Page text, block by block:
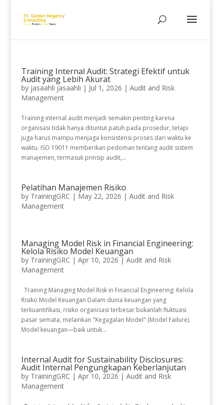
Training Internal Audit: Strategi Efektif untuk
Audit yang Lebih Akurat
by jasaahli jasaahli | Jul 1, 2026 | Audit and Risk
Management
Training internal audit menjadi semakin penting karena
organisasi tidak hanya dituntut patuh pada prosedur, tetapi
juga harus mampu menjaga konsistensi proses dari waktu ke
waktu. ISO 19011 memberikan pedoman tentang audit sistem
manajemen, termasuk prinsip audit,...
Pelatihan Manajemen Risiko
by TrainingGRC | May 22, 2026 | Audit and Risk
Management
Managing Model Risk in Financial Engineering:
Kelola Risiko Model Keuangan
by TrainingGRC | Apr 10, 2026 | Audit and Risk
Management
Training Managing Model Risk in Financial Engineering: Kelola
Risiko Model Keuangan Dalam dunia keuangan yang
terkuantifikasi, risiko organisasi terbesar bukanlah fluktuasi
pasar semata, melainkan "Kegagalan Model" (Model Failure).
Model keuangan—baik untuk...
Internal Audit for Sustainability Disclosures:
Audit Internal Pengungkapan Keberlanjutan
by TrainingGRC | Apr 10, 2026 | Audit and Risk
Management